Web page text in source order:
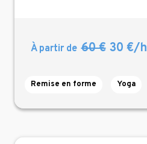
À partir de 60 €30 €/h
Remise en forme Yoga